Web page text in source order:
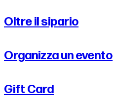
Oltre il sipario
Organizza un evento
Gift Card